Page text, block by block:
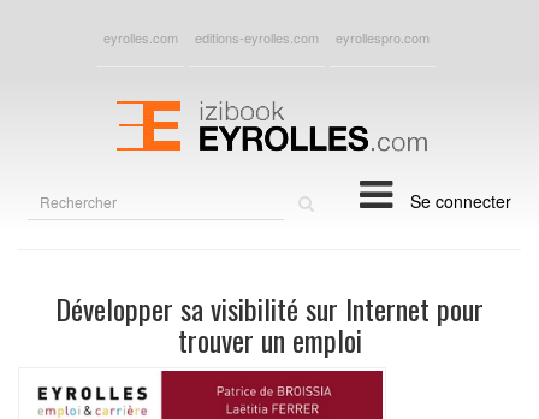
eyrolles.com editions-eyrolles.com eyrollespro.com
Se connecter
Développer sa visibilité sur Internet pour
trouver un emploi